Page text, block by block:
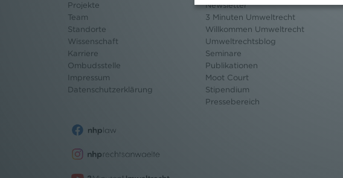
Projekte
Team
Standorte
Wissenschaft
Karriere
Ombudsstelle
Impressum
Datenschutzerklärung
Newsletter
3 Minuten Umweltrecht
Willkommen Umweltrecht
Umweltrechtsblog
Seminare
Publikationen
Moot Court
Stipendium
Pressebereich